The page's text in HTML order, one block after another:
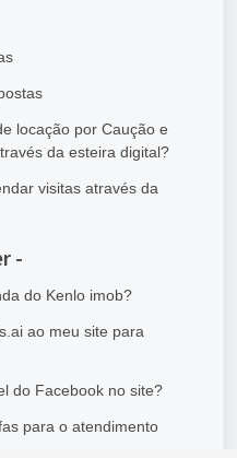
locação por Caução e
da esteira digital?
-
do Kenlo imob?
ao meu site para
do Facebook no site?
para o atendimento